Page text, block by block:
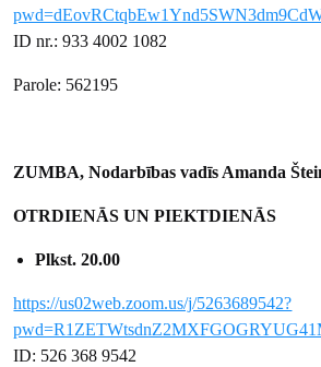
ID nr.: 933 4002 1082
Parole: 562195
ZUMBA, Nodarbības vadīs Amanda
OTRDIENĀS UN PIEKTDIENĀS
Plkst. 20.00
https://us02web.zoom.us/j/5263689542?
ID: 526 368 9542